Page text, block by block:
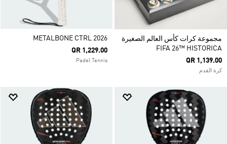
مجموعة كرات كأس العالم الصغيرة
FIFA 26™ HISTORICA
QR 1,139.00
كرة القدم
METALBONE CTRL 2026
QR 1,229.00
Padel Tennis